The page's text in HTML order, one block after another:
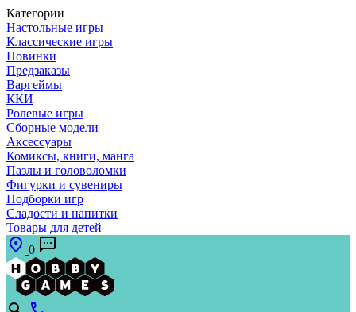
Категории
Настольные игры
Классические игры
Новинки
Предзаказы
Варгеймы
ККИ
Ролевые игры
Сборные модели
Аксессуары
Комиксы, книги, манга
Пазлы и головоломки
Фигурки и сувениры
Подборки игр
Сладости и напитки
Товары для детей
0